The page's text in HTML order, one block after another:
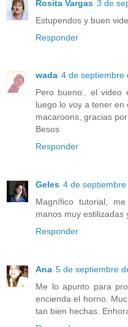
Rosita Vargas 3 de
Estupendos y buen
Responder
wada 4 de septiembre
Pero bueno.. el video
luego lo voy a tener
macaroons, gracias
Besos
Responder
Geles 4 de
Magnífico tutorial,
manos muy estilizadas
Responder
Ana 5 de septiembre
Me lo apunto para
encienda el horno.
tan bien hechas.